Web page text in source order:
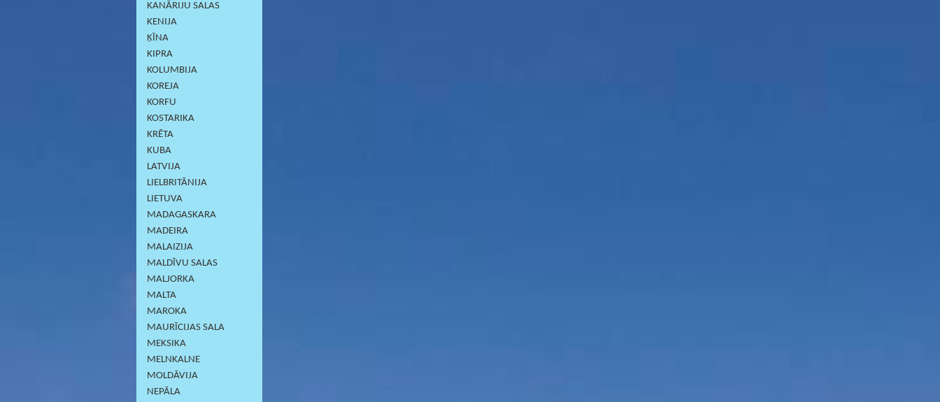
KANĀRIJU SALAS
KENIJA
ĶĪNA
KIPRA
KOLUMBIJA
KOREJA
KORFU
KOSTARIKA
KRĒTA
KUBA
LATVIJA
LIELBRITĀNIJA
LIETUVA
MADAGASKARA
MADEIRA
MALAIZIJA
MALDĪVU SALAS
MALJORKA
MALTA
MAROKA
MAURĪCIJAS SALA
MEKSIKA
MELNKALNE
MOLDĀVIJA
NEPĀLA